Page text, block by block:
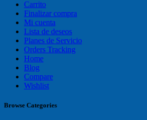
Carrito
Finalizar compra
Mi cuenta
Lista de deseos
Planes de Servicio
Orders Tracking
Home
Blog
Compare
Wishlist
Browse Categories